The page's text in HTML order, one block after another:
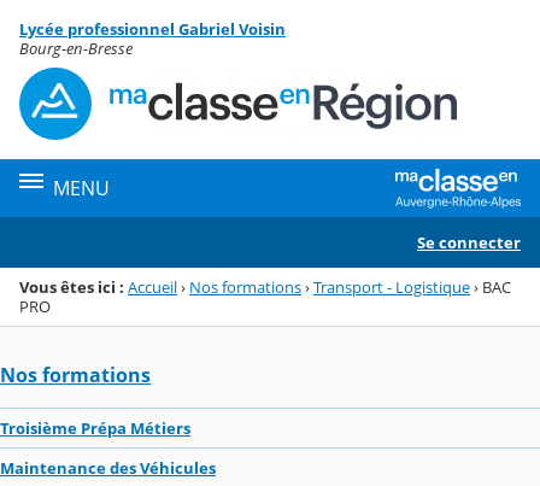
Menu de la rubrique
Contenu
Lycée professionnel Gabriel Voisin
Bourg-en-Bresse
MENU
Se connecter
Vous êtes ici : Accueil› Nos formations›Transport - Logistique› BAC
PRO
Nos formations
Troisième Prépa Métiers
Maintenance des Véhicules